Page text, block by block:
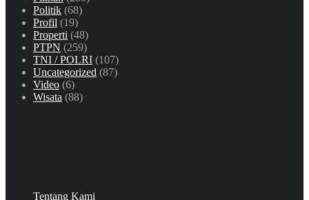
Politik (68)
Profil (19)
Properti (48)
PTPN (259)
TNI / POLRI (107)
Uncategorized (87)
Video (6)
Wisata (88)
Tentang Kami